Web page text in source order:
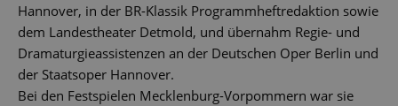
Hannover, in der BR-Klassik Programmheftredaktion sowie
dem Landestheater Detmold, und übernahm Regie- und
Dramaturgieassistenzen an der Deutschen Oper Berlin und
der Staatsoper Hannover.
Bei den Festspielen Mecklenburg-Vorpommern war sie